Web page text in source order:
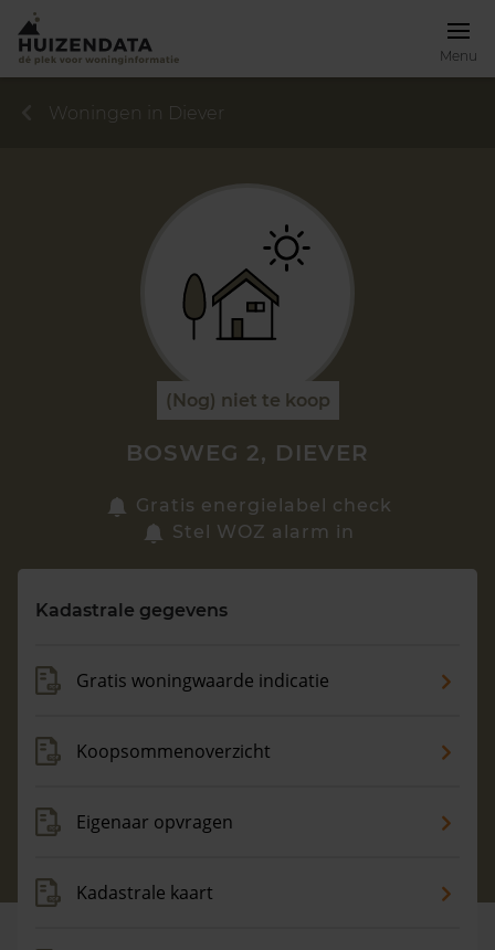
Menu
Zoek een woning
Maandag t/m vrijdag - 08:00 -18:00
Woningen in Diever
(Nog) niet te koop
BOSWEG 2, DIEVER
Gratis energielabel check
Stel WOZ alarm in
Kadastrale gegevens
Gratis woningwaarde indicatie
Koopsommenoverzicht
Eigenaar opvragen
Kadastrale kaart